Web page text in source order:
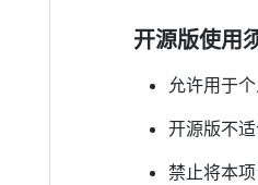
开源版使用
允许用于
开源版不
禁止将本